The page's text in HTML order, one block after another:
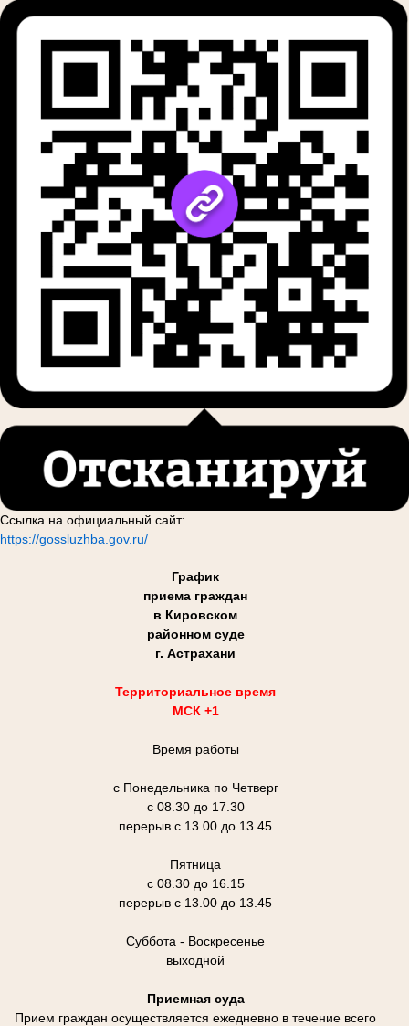
Ссылка на официальный сайт:
https://gossluzhba.gov.ru/
График
приема граждан
в Кировском
районном суде
г. Астрахани
Территориальное время
МСК +1
Время работы
с Понедельника по Четверг
с 08.30 до 17.30
перерыв с 13.00 до 13.45
Пятница
с 08.30 до 16.15
перерыв с 13.00 до 13.45
Суббота - Воскресенье
выходной
Приемная суда
Прием граждан осуществляется ежедневно в течение всего